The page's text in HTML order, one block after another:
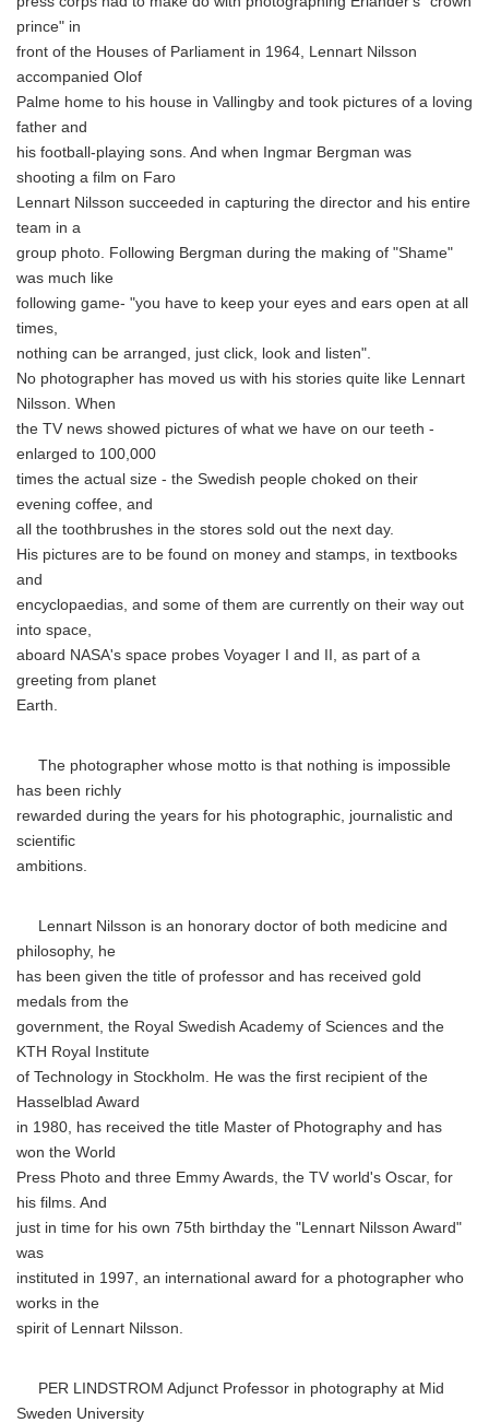
prince" in
front of the Houses of Parliament in 1964, Lennart Nilsson
accompanied Olof
Palme home to his house in Vallingby and took pictures of a loving
father and
his football-playing sons. And when Ingmar Bergman was
shooting a film on Faro
Lennart Nilsson succeeded in capturing the director and his entire
team in a
group photo. Following Bergman during the making of "Shame"
was much like
following game- "you have to keep your eyes and ears open at all
times,
nothing can be arranged, just click, look and listen".
No photographer has moved us with his stories quite like Lennart
Nilsson. When
the TV news showed pictures of what we have on our teeth -
enlarged to 100,000
times the actual size - the Swedish people choked on their
evening coffee, and
all the toothbrushes in the stores sold out the next day.
His pictures are to be found on money and stamps, in textbooks
and
encyclopaedias, and some of them are currently on their way out
into space,
aboard NASA's space probes Voyager I and II, as part of a
greeting from planet
Earth.
The photographer whose motto is that nothing is impossible
has been richly
rewarded during the years for his photographic, journalistic and
scientific
ambitions.
Lennart Nilsson is an honorary doctor of both medicine and
philosophy, he
has been given the title of professor and has received gold
medals from the
government, the Royal Swedish Academy of Sciences and the
KTH Royal Institute
of Technology in Stockholm. He was the first recipient of the
Hasselblad Award
in 1980, has received the title Master of Photography and has
won the World
Press Photo and three Emmy Awards, the TV world's Oscar, for
his films. And
just in time for his own 75th birthday the "Lennart Nilsson Award"
was
instituted in 1997, an international award for a photographer who
works in the
spirit of Lennart Nilsson.
PER LINDSTROM Adjunct Professor in photography at Mid
Sweden University
Japanese